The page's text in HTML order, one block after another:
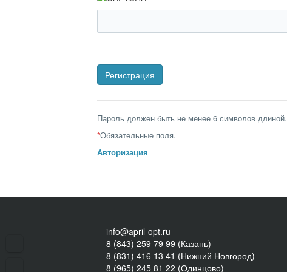
Пароль должен быть не менее 6 символов длиной.
*Обязательные поля.
Авторизация
info@april-opt.ru
8 (843) 259 79 99 (Казань)
8 (831) 416 13 41 (Нижний Новгород)
8 (965) 245 81 22 (Одинцово)